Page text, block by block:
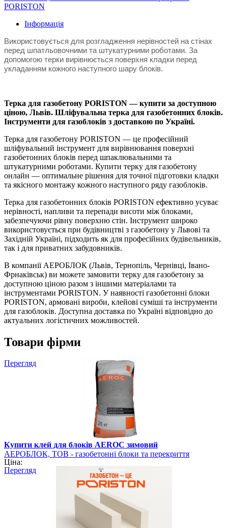
PORISTON
Інформація
Використовується для розгладження нерівностей на стінах
перед шпатльовочними та штукатурними роботами. За
допомогою терки вирівнюється поверхня кладки перед
укладанням кожного наступного шару блоків.
Терка для газобетону PORISTON — купити за доступною
ціною, Львів. Шліфувальна терка для газобетонних блоків.
Інструменти для газоблоків з доставкою по Україні.
Терка для газобетону PORISTON — це професійний
шліфувальний інструмент для вирівнювання поверхні
газобетонних блоків перед шпаклювальними та
штукатурними роботами. Купити терку для газобетону
онлайн — оптимальне рішення для точної підготовки кладки
та якісного монтажу кожного наступного ряду газоблоків.
Терка для газобетонних блоків PORISTON ефективно усуває
нерівності, напливи та перепади висоти між блоками,
забезпечуючи рівну поверхню стін. Інструмент широко
використовується при будівництві з газобетону у Львові та
Західній Україні, підходить як для професійних будівельників,
так і для приватних забудовників.
В компанії АЕРОБЛОК (Львів, Тернопіль, Чернівці, Івано-
Фрнаківськ) ви можете замовити терку для газобетону за
доступною ціною разом з іншими матеріалами та
інструментами PORISTON. У наявності газобетонні блоки
PORISTON, армовані вироби, клейові суміші та інструменти
для газоблоків. Доступна доставка по Україні відповідно до
актуальних логістичних можливостей.
Товари фірми
Перегляд
Купити клей для блоків AEROC зимовий
АЕРОБЛОК, ТОВ - газобетонні блоки та перекриття
PORISTON
Ціна:
Перегляд